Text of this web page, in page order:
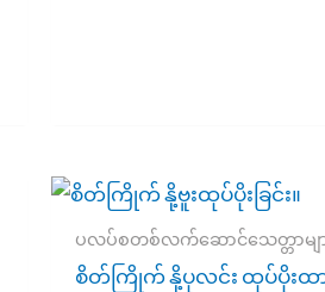
ပလပ်စတစ်လက်ဆောင်သေတ္တာမျ
စိတ်ကြိုက် နို့ပုလင်း ထုပ်ပိုးထ